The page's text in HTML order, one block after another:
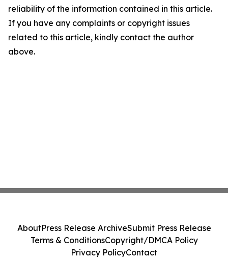
reliability of the information contained in this article.
If you have any complaints or copyright issues
related to this article, kindly contact the author
above.
AboutPress Release ArchiveSubmit Press Release
Terms & ConditionsCopyright/DMCA Policy
Privacy PolicyContact